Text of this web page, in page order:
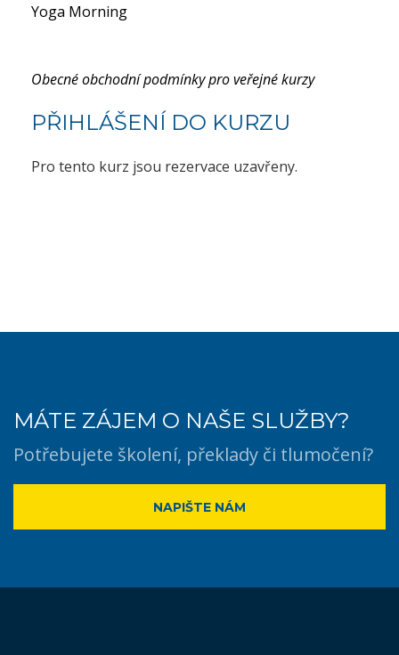
Yoga Morning
Obecné obchodní podmínky pro veřejné kurzy
PŘIHLÁŠENÍ DO KURZU
Pro tento kurz jsou rezervace uzavřeny.
MÁTE ZÁJEM O NAŠE SLUŽBY?
Potřebujete školení, překlady či tlumočení?
NAPIŠTE NÁM